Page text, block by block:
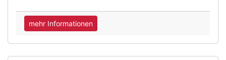
mehr Informationen